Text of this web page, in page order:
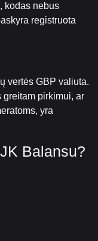
kodas nebus
registruota
vertės GBP valiuta.
greitam pirkimui, ar
yra
Balansu?